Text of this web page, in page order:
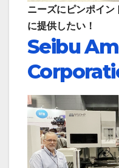
ニーズにピンポイン
に提供したい！
Seibu